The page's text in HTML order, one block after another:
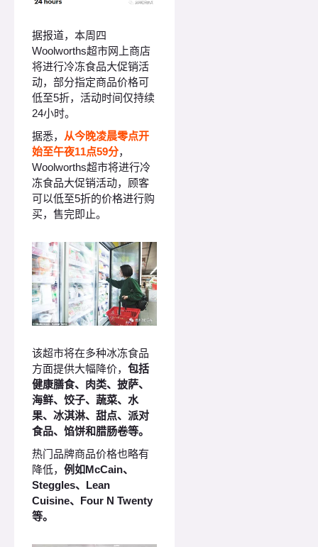
据报道，本周四
Woolworths超市网上商店
将进行冷冻食品大促销活
动，部分指定商品价格可
低至5折，活动时间仅持续
24小时。
据悉， 从今晚凌晨零点开
始至午夜11点59分，
Woolworths超市将进行冷
冻食品大促销活动，顾客
可以低至5折的价格进行购
买，售完即止。
该超市将在多种冰冻食品
方面提供大幅降价， 包括
健康膳食、肉类、披萨、
海鲜、饺子、蔬菜、水
果、冰淇淋、甜点、派对
食品、馅饼和腊肠卷等。
热门品牌商品价格也略有
降低， 例如McCain、
Steggles、Lean
Cuisine、Four N Twenty
等。